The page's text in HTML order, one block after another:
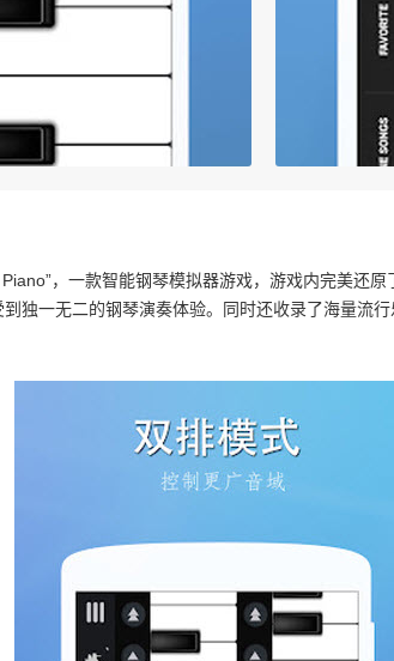
，一款智能钢琴模拟器游戏，游戏内完美还
独一无二的钢琴演奏体验。同时还收录了海量流